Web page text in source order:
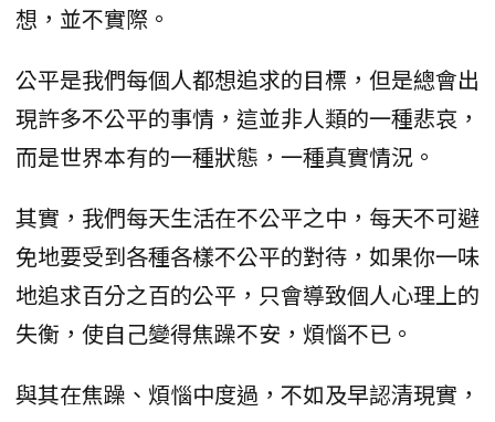
想，並不實際。
公平是我們每個人都想追求的目標，但是總會出
現許多不公平的事情，這並非人類的一種悲哀，
而是世界本有的一種狀態，一種真實情況。
其實，我們每天生活在不公平之中，每天不可避
免地要受到各種各樣不公平的對待，如果你一味
地追求百分之百的公平，只會導致個人心理上的
失衡，使自己變得焦躁不安，煩惱不已。
與其在焦躁、煩惱中度過，不如及早認清現實，